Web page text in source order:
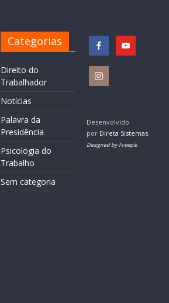
Categorias
Direito do
Trabalhador
Notícias
Palavra da
Presidência
Psicologia do
Trabalho
Sem categoria
Desenvolvido
por Direta Sistemas.
Designed by Freepik